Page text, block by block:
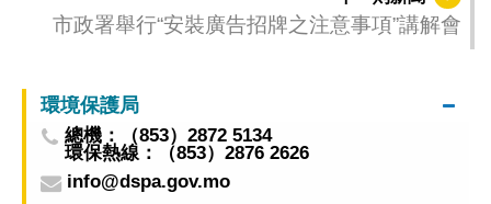
市政署舉行“安裝廣告招牌之注意事項”講解會
環境保護局
總機：（853）2872 5134
環保熱線：（853）2876 2626
info@dspa.gov.mo